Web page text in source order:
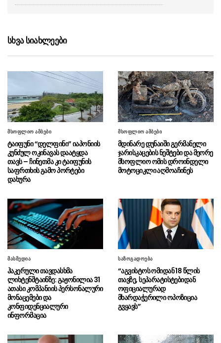
მიაწვდის „პეტრიოტის“ სისტემისთვის
რაკეტებს, თუმცა მათი რაოდენობა
08.08 - 20:12ბულგარეთში აცხადებენ რომ
ქვეყანაში რუმინეთის საჰაერო სივრციდან
დრონი შეფრინდა და აფეთქდა, უპილოტო
საფრენი აპარატის წარმომავლობა
გაურკვეველია
08.08 - 20:07
სასაზღვრო პოლიციის უფროსის
მოადგილემ სანაპირო დაცვის ფოთის ბაზაზე
2008 წლის აგვისტოს ომში დაღუპული
მეზღვაურების ხსოვნას პატივი მიაგო
08.08 - 20:03
პოლიციელების ხსოვნას პატივი მიაგო
08.08 - 18:59აშშ-ის სენატმა ტოდ ბლანში
გენერალური პროკურორის თანამდებობაზე
დაამტკიცა
08.08 - 18:38
“მე და გია ბარამიძე ერთად
ვართ ნამყოფი სოხუმში და გუდაუთაში, სადაც
კინაღამ ტყვედ აგვიყვანეს”
08.08 - 18:15“ამ ამორალური ადამიანების
დღის წესრიგით წლებია ოპოზიციის პოლიტიკა
სხვა სიახლეები
მსოფლიო ამბები
ტაიფუნი “დელფინი” იაპონიის
კუნძულ ოკინავას დაატყდა
თავს – ჩინეთმა კი ტაიფუნის
საფრთხის გამო პორტები
დახურა
მსოფლიო ამბები
მდინარე დუნაიში გერმანელი
ჯარისკაცების ნეშტები და მეორე
მსოფლიო ომის დროინდელი
მოტოციკლი აღმოაჩინეს
მასმედია
ჰაკერული თავდასხმა
ლიხტენშტაინზე: გაჟონილია 31
ათასი კომპანიის პერსონალური
მონაცემები და
კონფიდენციალური
ინფორმაცია
საზოგადოება
“აგვისტოს ომიდან 18 წლის
თავზე, სეპარატისტებიდან
ოფიციალურად
მხარდაჭერილი ოპოზიცია
გვყავს”